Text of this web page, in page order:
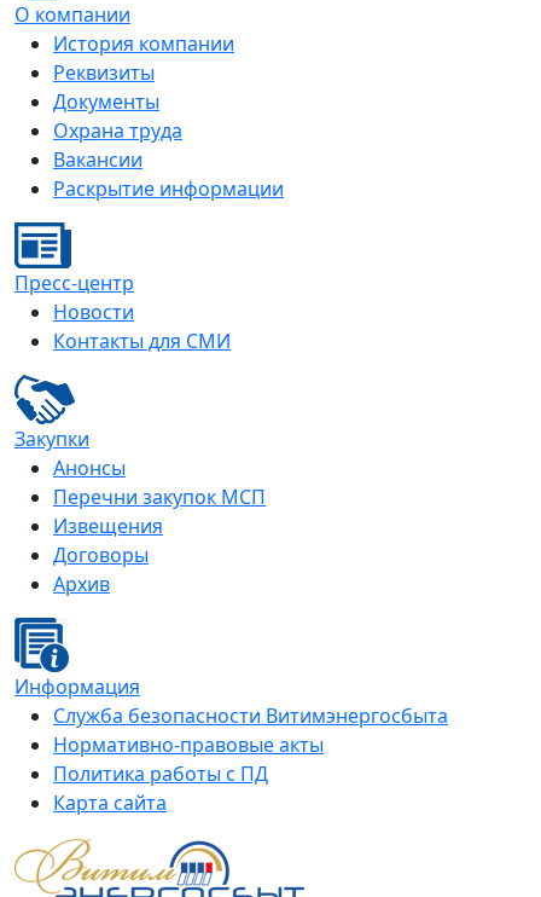
О компании
История компании
Реквизиты
Документы
Охрана труда
Вакансии
Раскрытие информации
Пресс-центр
Новости
Контакты для СМИ
Закупки
Анонсы
Перечни закупок МСП
Извещения
Договоры
Архив
Информация
Служба безопасности Витимэнергосбыта
Нормативно-правовые акты
Политика работы с ПД
Карта сайта